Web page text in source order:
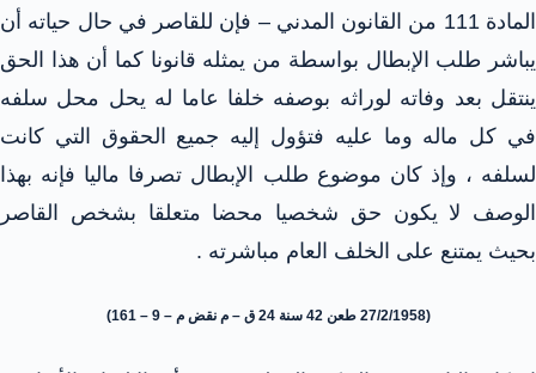
المادة 111 من القانون المدني – فإن للقاصر في حال حياته أن
يباشر طلب الإبطال بواسطة من يمثله قانونا كما أن هذا الحق
ينتقل بعد وفاته لوراثه بوصفه خلفا عاما له يحل محل سلفه
في كل ماله وما عليه فتؤول إليه جميع الحقوق التي كانت
لسلفه ، وإذ كان موضوع طلب الإبطال تصرفا ماليا فإنه بهذا
الوصف لا يكون حق شخصيا محضا متعلقا بشخص القاصر
بحيث يمتنع على الخلف العام مباشرته .
(27/2/1958 طعن 42 سنة 24 ق – م نقض م – 9 – 161)